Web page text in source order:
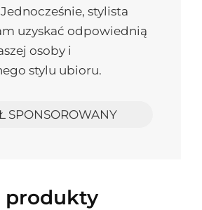
Jednocześnie, stylista
uzyskać odpowiednią
osoby i
stylu ubioru.
SPONSOROWANY
produkty